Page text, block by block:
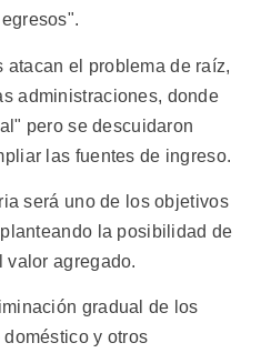
atacan el problema de raíz,
administraciones, donde
pero se descuidaron
las fuentes de ingreso.
será uno de los objetivos
la posibilidad de
valor agregado.
gradual de los
y otros